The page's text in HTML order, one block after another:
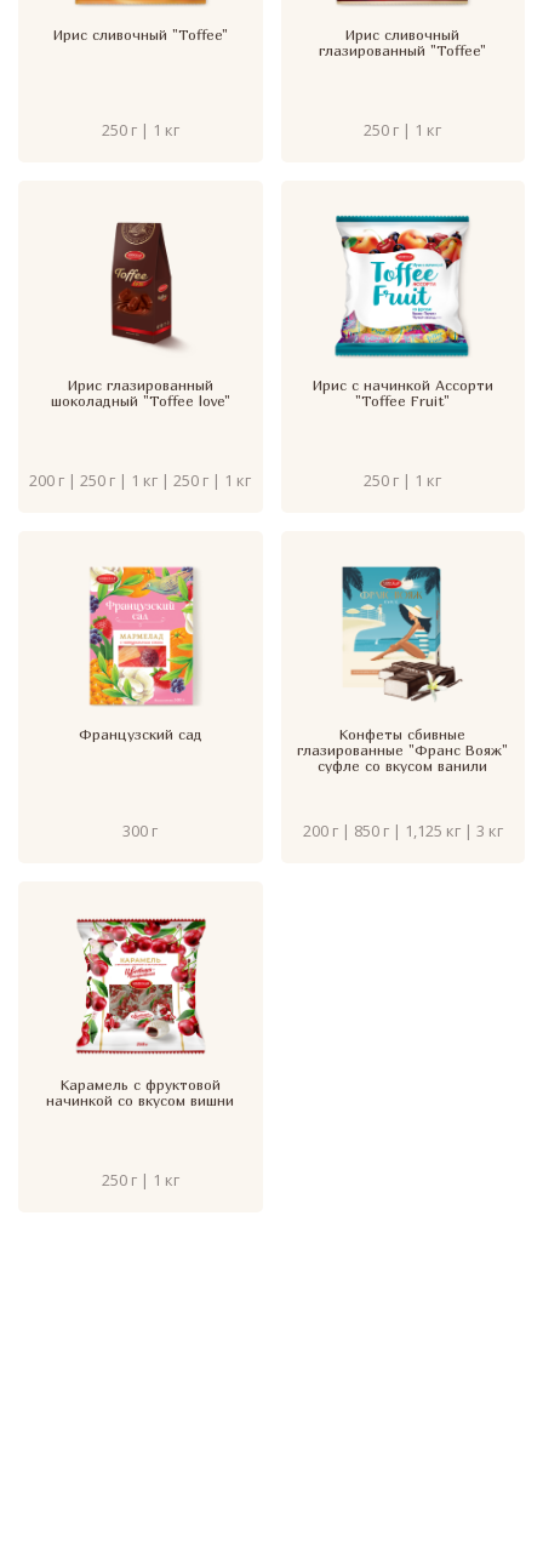
Ирис сливочный "Toffee"
250 г | 1 кг
Ирис сливочный
глазированный "Toffee"
250 г | 1 кг
Ирис глазированный
шоколадный "Toffee love"
200 г | 250 г | 1 кг | 250 г | 1 кг
Ирис с начинкой Ассорти
"Toffee Fruit"
250 г | 1 кг
Французский сад
300 г
Конфеты сбивные
глазированные "Франс Вояж"
суфле со вкусом ванили
200 г | 850 г | 1,125 кг | 3 кг
Карамель с фруктовой
начинкой со вкусом вишни
250 г | 1 кг